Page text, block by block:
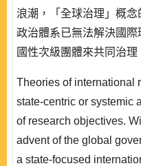
浪潮，「全球治理」概
政治體系已無法解決國
國性次級團體來共同治
流理論，遇到解釋上的
與知識論，俾有效解釋
體治理現象。本文認為
戰:一、如何解..
Theories of international
state-centric or systemic
of research objectives.
advent of the global
a state-focused